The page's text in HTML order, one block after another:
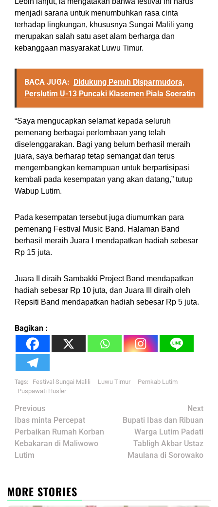
menjadi sarana untuk menumbuhkan rasa cinta
terhadap lingkungan, khususnya Sungai Malili yang
merupakan salah satu aset alam berharga dan
kebanggaan masyarakat Luwu Timur.
BACA JUGA: Didukung Penuh Disparmudora,
Perslutim U-13 Puncaki Klasemen Piala Soeratin
“Saya mengucapkan selamat kepada seluruh
pemenang berbagai perlombaan yang telah
diselenggarakan. Bagi yang belum berhasil meraih
juara, saya berharap tetap semangat dan terus
mengembangkan kemampuan untuk berpartisipasi
kembali pada kesempatan yang akan datang,” tutup
Wabup Lutim.
Pada kesempatan tersebut juga diumumkan para
pemenang Festival Music Band. Halaman Band
berhasil meraih Juara I mendapatkan hadiah sebesar
Rp 15 juta.
Juara II diraih Sambakki Project Band mendapatkan
hadiah sebesar Rp 10 juta, dan Juara III diraih oleh
Repsiti Band mendapatkan hadiah sebesar Rp 5 juta.
Bagikan :
Tags: Festival Sungai Malili Luwu Timur
Pemkab Lutim
Puspawati Husler
Post
navigation
Previous
Ibas minta Percepat
Perbaikan Rumah Korban
Kebakaran di Maliwowo
Lutim
Next
Bupati Ibas dan Ribuan
Warga Lutim Padati
Tabligh Akbar Ustaz
Maulana di Sorowako
MORE STORIES